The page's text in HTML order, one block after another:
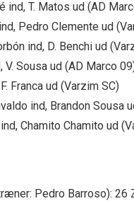
ind, T. Matos ud (AD
Pedro Clemente ud
ind, D. Benchi ud
V. Sousa ud (AD Marco
Franca ud (Varzim SC)
ind, Brandon Sousa
Chamito Chamito ud
Pedro Barroso): 26